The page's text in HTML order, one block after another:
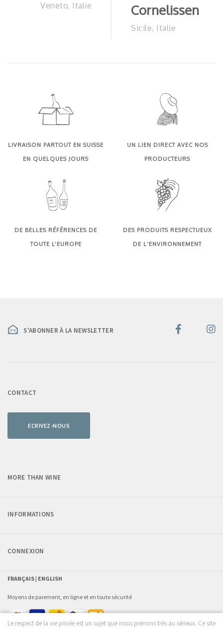
Veneto, Italie
Cornelissen
Sicile, Italie
LIVRAISON PARTOUT EN SUISSE
EN QUELQUES JOURS
UN LIEN DIRECT AVEC NOS
PRODUCTEURS
DE BELLES RÉFÉRENCES DE
TOUTE L’EUROPE
DES PRODUITS RESPECTUEUX
DE L'ENVIRONNEMENT
S'ABONNER À LA NEWSLETTER
CONTACT
ECRIVEZ-NOUS
MORE THAN WINE
INFORMATIONS
CONNEXION
FRANÇAIS | ENGLISH
Moyens de paiement, en ligne et en toute sécurité
Le respect de la vie privée est un sujet que nous prenons très au sérieux. Ce site